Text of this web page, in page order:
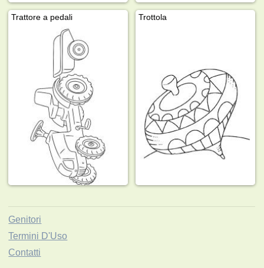
Trattore a pedali Trottola
Genitori
Termini D'Uso
Contatti